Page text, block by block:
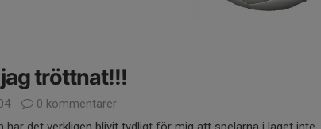
tröttnat!!!
0 kommentarer